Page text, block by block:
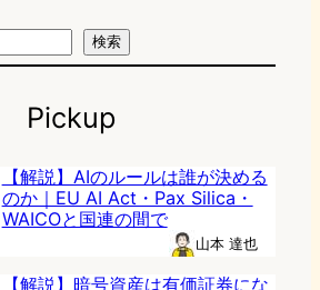
検索
Pickup
【解説】AIのルールは誰が決める
のか｜EU AI Act・Pax Silica・
WAICOと国連の間で
山本 達也
【解説】暗号資産は有価証券にな